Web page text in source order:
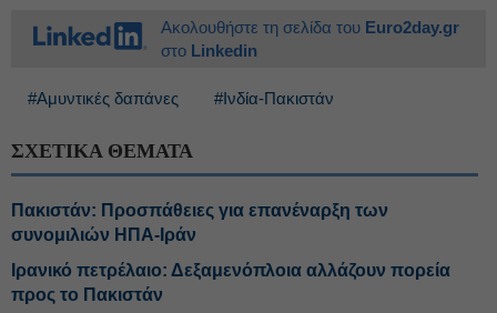
Ακολουθήστε τη σελίδα του Euro2day.gr
στο Linkedin
#Αμυντικές δαπάνες #Ινδία-Πακιστάν
ΣΧΕΤΙΚΑ ΘΕΜΑΤΑ
Πακιστάν: Προσπάθειες για επανέναρξη των
συνομιλιών ΗΠΑ-Ιράν
Ιρανικό πετρέλαιο: Δεξαμενόπλοια αλλάζουν πορεία
προς το Πακιστάν